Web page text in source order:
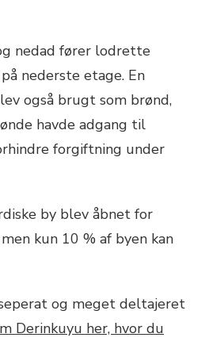
nedad fører lodrette
nederste etage. En
også brugt som brønd,
havde adgang til
forgiftning under
by blev åbnet for
kun 10 % af byen kan
og meget deltajeret
Derinkuyu her, hvor du